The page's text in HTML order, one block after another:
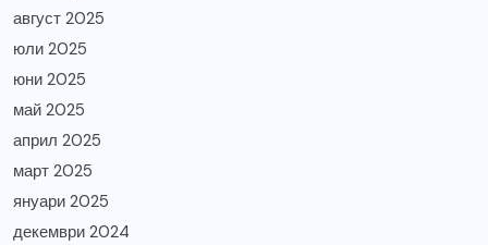
август 2025
юли 2025
юни 2025
май 2025
април 2025
март 2025
януари 2025
декември 2024